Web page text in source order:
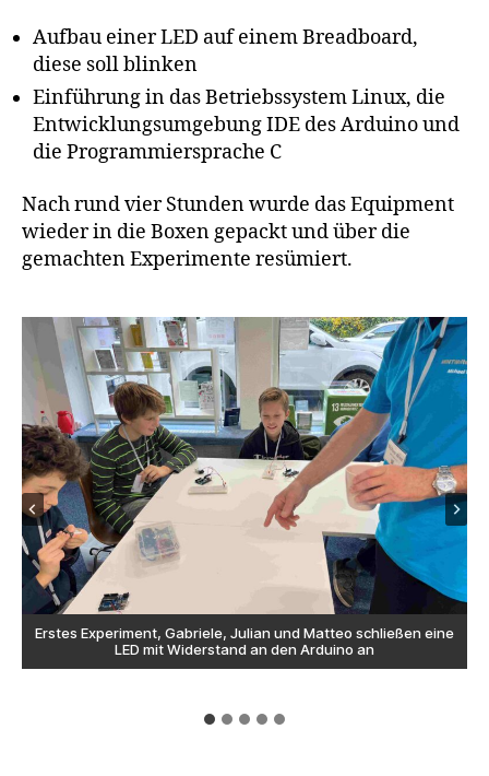
Aufbau einer LED auf einem Breadboard,
diese soll blinken
Einführung in das Betriebssystem Linux, die
Entwicklungsumgebung IDE des Arduino und
die Programmiersprache C
Nach rund vier Stunden wurde das Equipment
wieder in die Boxen gepackt und über die
gemachten Experimente resümiert.
Erstes Experiment, Gabriele, Julian und Matteo schließen eine
LED mit Widerstand an den Arduino an
Aus der Vielzahl möglicher Bauteile müssen die Richtigen
heraus gesucht werden
Unterricht in der Kleingruppe
Fast ein Kunstwerk: Leitungen zu den Laptops im
Unterrichtsraum
Michael Wisst erklärt auf der Oberfläche der
Entwicklungsumgebung IDE des Arduino die
Programmiersparache C. Im Bild Edoardo, Gabriele, Julian,